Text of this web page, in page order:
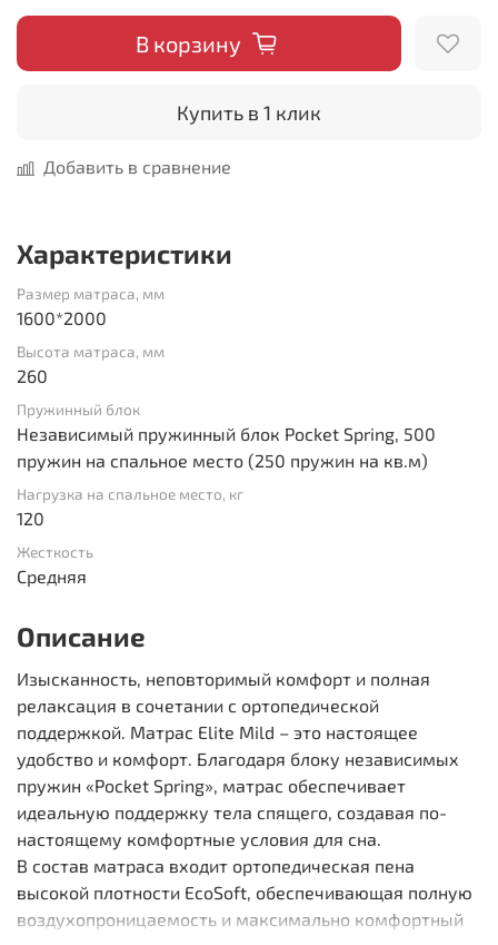
В корзину
Купить в 1 клик
Добавить в сравнение
Характеристики
Размер матраса, мм
1600*2000
Высота матраса, мм
260
Пружинный блок
Независимый пружинный блок Pocket Spring, 500
пружин на спальное место (250 пружин на кв.м)
Нагрузка на спальное место, кг
120
Жесткость
Средняя
Описание
Изысканность, неповторимый комфорт и полная
релаксация в сочетании с ортопедической
поддержкой. Матрас Elite Mild – это настоящее
удобство и комфорт. Благодаря блоку независимых
пружин «Pocket Spring», матрас обеспечивает
идеальную поддержку тела спящего, создавая по-
настоящему комфортные условия для сна.
В состав матраса входит ортопедическая пена
высокой плотности EcoSoft, обеспечивающая полную
воздухопроницаемость и максимально комфортный